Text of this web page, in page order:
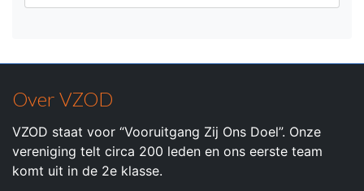
Over VZOD
VZOD staat voor “Vooruitgang Zij Ons Doel”. Onze
vereniging telt circa 200 leden en ons eerste team
komt uit in de 2e klasse.